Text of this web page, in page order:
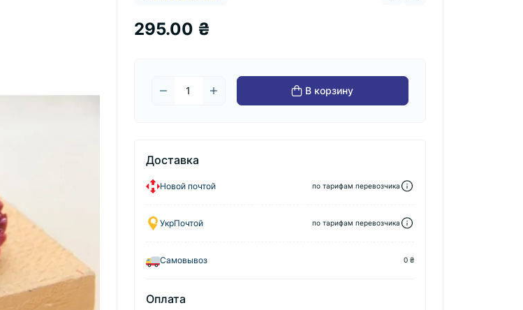
295.00 ₴
В корзину
Доставка
Новой почтой по тарифам перевозчика
УкрПочтой по тарифам перевозчика
Самовывоз 0 ₴
Оплата